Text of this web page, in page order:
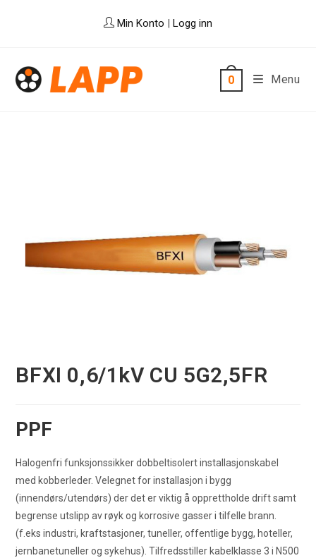
Min Konto | Logg inn
0 Menu
BFXI 0,6/1kV CU 5G2,5FR
PPF
Halogenfri funksjonssikker dobbeltisolert installasjonskabel
med kobberleder. Velegnet for installasjon i bygg
(innendørs/utendørs) der det er viktig å opprettholde drift samt
begrense utslipp av røyk og korrosive gasser i tilfelle brann.
(f.eks industri, kraftstasjoner, tuneller, offentlige bygg, hoteller,
jernbanetuneller og sykehus). Tilfredsstiller kabelklasse 3 i N500